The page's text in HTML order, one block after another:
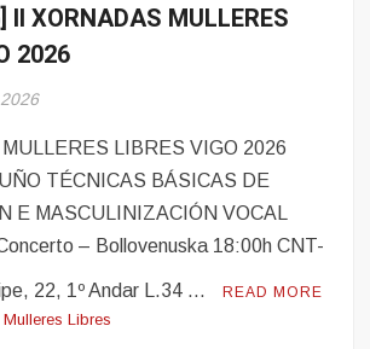
XORNADAS MULLERES
2026
MULLERES LIBRES VIGO 2026
TÉCNICAS BÁSICAS DE
E MASCULINIZACIÓN VOCAL
– Bollovenuska 18:00h CNT-
22, 1º Andar L.34 … READ MORE
Mulleres Libres